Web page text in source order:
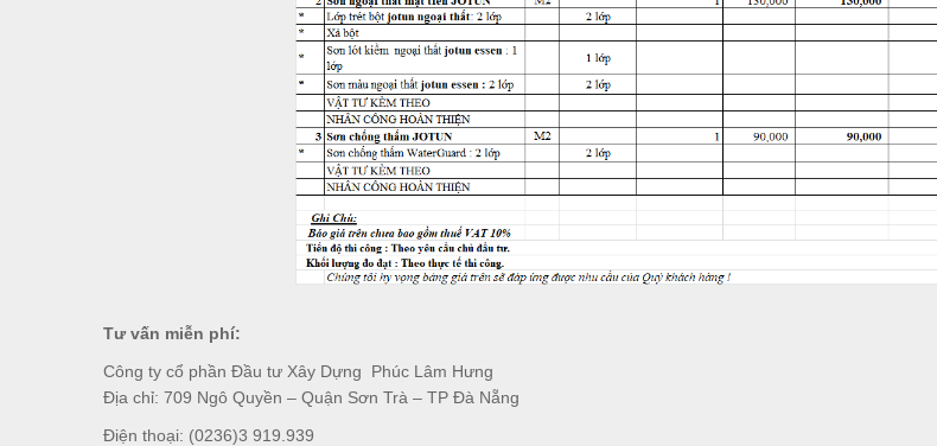
Tư vấn miễn phí:
Công ty cổ phần Đầu tư Xây Dựng Phúc Lâm Hưng
Địa chỉ: 709 Ngô Quyền – Quận Sơn Trà – TP Đà Nẵng
Điện thoại: (0236)3 919.939